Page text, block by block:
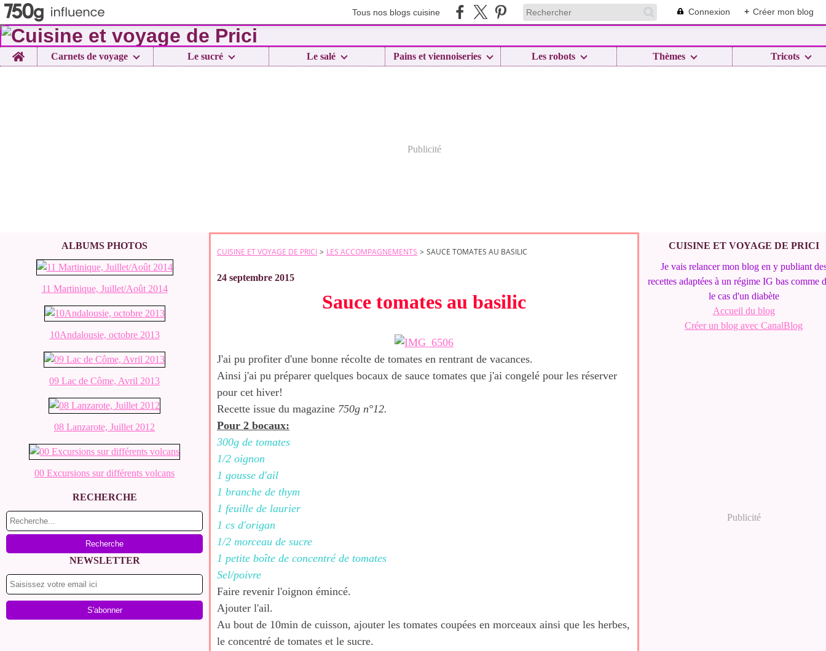
Tous nos blogs cuisine Connexion + Créer mon blog
Home Carnets de voyage Le sucré Le salé Pains et viennoiseries Les robots Thèmes Tricots
Publicité
ALBUMS PHOTOS
11 Martinique, Juillet/Août 2014
10Andalousie, octobre 2013
09 Lac de Côme, Avril 2013
08 Lanzarote, Juillet 2012
00 Excursions sur différents volcans
RECHERCHE
NEWSLETTER
CUISINE ET VOYAGE DE PRICI > LES ACCOMPAGNEMENTS > SAUCE TOMATES AU BASILIC
24 septembre 2015
Sauce tomates au basilic
J'ai pu profiter d'une bonne récolte de tomates en rentrant de vacances.
Ainsi j'ai pu préparer quelques bocaux de sauce tomates que j'ai congelé pour les réserver
pour cet hiver!
Recette issue du magazine 750g n°12.
Pour 2 bocaux:
300g de tomates
1/2 oignon
1 gousse d'ail
1 branche de thym
1 feuille de laurier
1 cs d'origan
1/2 morceau de sucre
1 petite boîte de concentré de tomates
Sel/poivre
Faire revenir l'oignon émincé.
Ajouter l'ail.
Au bout de 10min de cuisson, ajouter les tomates coupées en morceaux ainsi que les herbes,
le concentré de tomates et le sucre.
CUISINE ET VOYAGE DE PRICI
Je vais relancer mon blog en y publiant
recettes adaptées à un régime IG bas comme
le cas d'un diabète
Accueil du blog
Créer un blog avec CanalBlog
Publicité